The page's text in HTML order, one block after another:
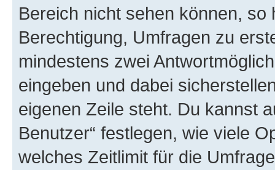
Bereich nicht sehen können,
Berechtigung, Umfragen zu
mindestens zwei
eingeben und dabei
eigenen Zeile steht. Du kannst
Benutzer“ festlegen, wie viele
welches Zeitlimit für die